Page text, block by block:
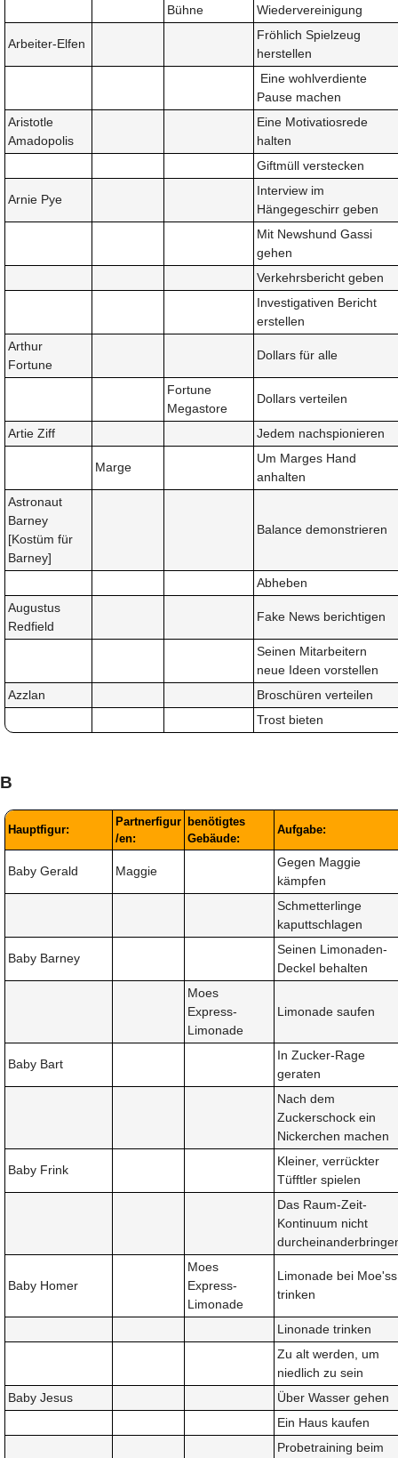
Bühne Wiedervereinigung
Arbeiter-Elfen
Fröhlich Spielzeug
herstellen
Eine wohlverdiente
Pause machen
Aristotle
Amadopolis
Eine Motivatiosrede
halten
Giftmüll verstecken
Arnie Pye
Interview im
Hängegeschirr geben
Mit Newshund Gassi
gehen
Verkehrsbericht geben
Investigativen Bericht
erstellen
Arthur
Fortune
Dollars für alle
Fortune
Megastore
Dollars verteilen
Artie Ziff Jedem nachspionieren
Marge
Um Marges Hand
anhalten
Astronaut
Barney
[Kostüm für
Barney]
Balance demonstrieren
Abheben
Augustus
Redfield
Fake News berichtigen
Seinen Mitarbeitern
neue Ideen vorstellen
Azzlan
Broschüren verteilen
Trost bieten
B
Hauptfigur:
Partnerfigur
/en:
benötigtes
Gebäude:
Aufgabe:
Baby Gerald Maggie
Gegen Maggie
kämpfen
Schmetterlinge
kaputtschlagen
Baby Barney
Seinen Limonaden-
Deckel behalten
Moes
Express-
Limonade
Limonade saufen
Baby Bart
In Zucker-Rage
geraten
Nach dem
Zuckerschock ein
Nickerchen machen
Baby Frink
Kleiner, verrückter
Tüfftler spielen
Das Raum-Zeit-
Kontinuum nicht
Baby Homer
Moes
Express-
Limonade
Limonade bei Moe'ss
trinken
Linonade trinken
Zu alt werden, um
niedlich zu sein
Baby Jesus
Über Wasser gehen
Ein Haus kaufen
Probetraining beim